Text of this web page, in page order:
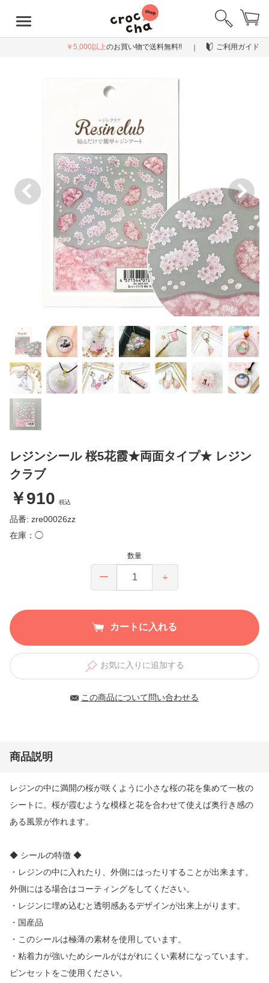
￥5,000以上のお買い物で送料無料!! ご利用ガイド
レジンシール 桜5花霞★両面タイプ★ レジン
クラブ
￥910 税込
品番: zre00026zz
在庫：◯
数量
ー ＋
カートに入れる
お気に入りに追加する
この商品について問い合わせる
商品説明
レジンの中に満開の桜が咲くように小さな桜の花を集めて一枚の
シートに。桜が霞むような模様と花を合わせて使えば奥行き感の
ある風景が作れます。
◆ シールの特徴 ◆
・レジンの中に入れたり、外側にはったりすることが出来ます。
外側にはる場合はコーティングをしてください。
・レジンに埋め込むと透明感あるデザインが出来上がります。
・国産品
・このシールは極薄の素材を使用しています。
・粘着力が強いためシールがはがれにくい素材になっています。
ピンセットをご使用ください。